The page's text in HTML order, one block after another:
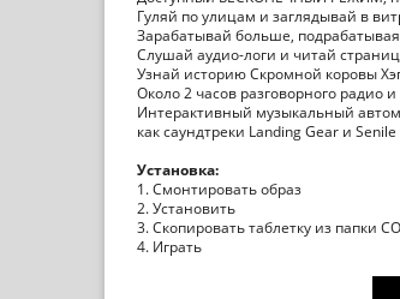
Гуляй по улицам и заглядывай в
Зарабатывай больше,
Слушай аудио-логи и читай
Узнай историю Скромной коровы
Около 2 часов разговорного радио
Интерактивный музыкальный
как саундтреки Landing Gear и
Установка:
1. Смонтировать образ
2. Установить
3. Скопировать таблетку из папки
4. Играть